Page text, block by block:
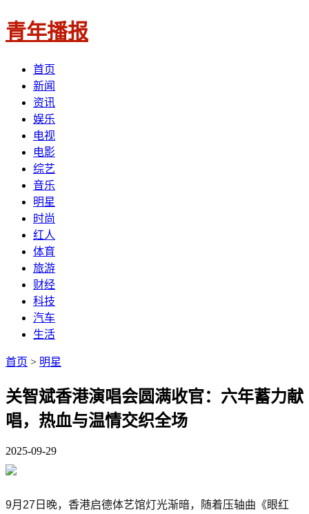
青年播报
首页
新闻
资讯
娱乐
电视
电影
综艺
音乐
明星
时尚
红人
体育
旅游
财经
科技
汽车
生活
首页 > 明星
关智斌香港演唱会圆满收官：六年蓄力献
唱，热血与温情交织全场
2025-09-29
9月27日晚，香港启德体艺馆灯光渐暗，随着压轴曲《眼红